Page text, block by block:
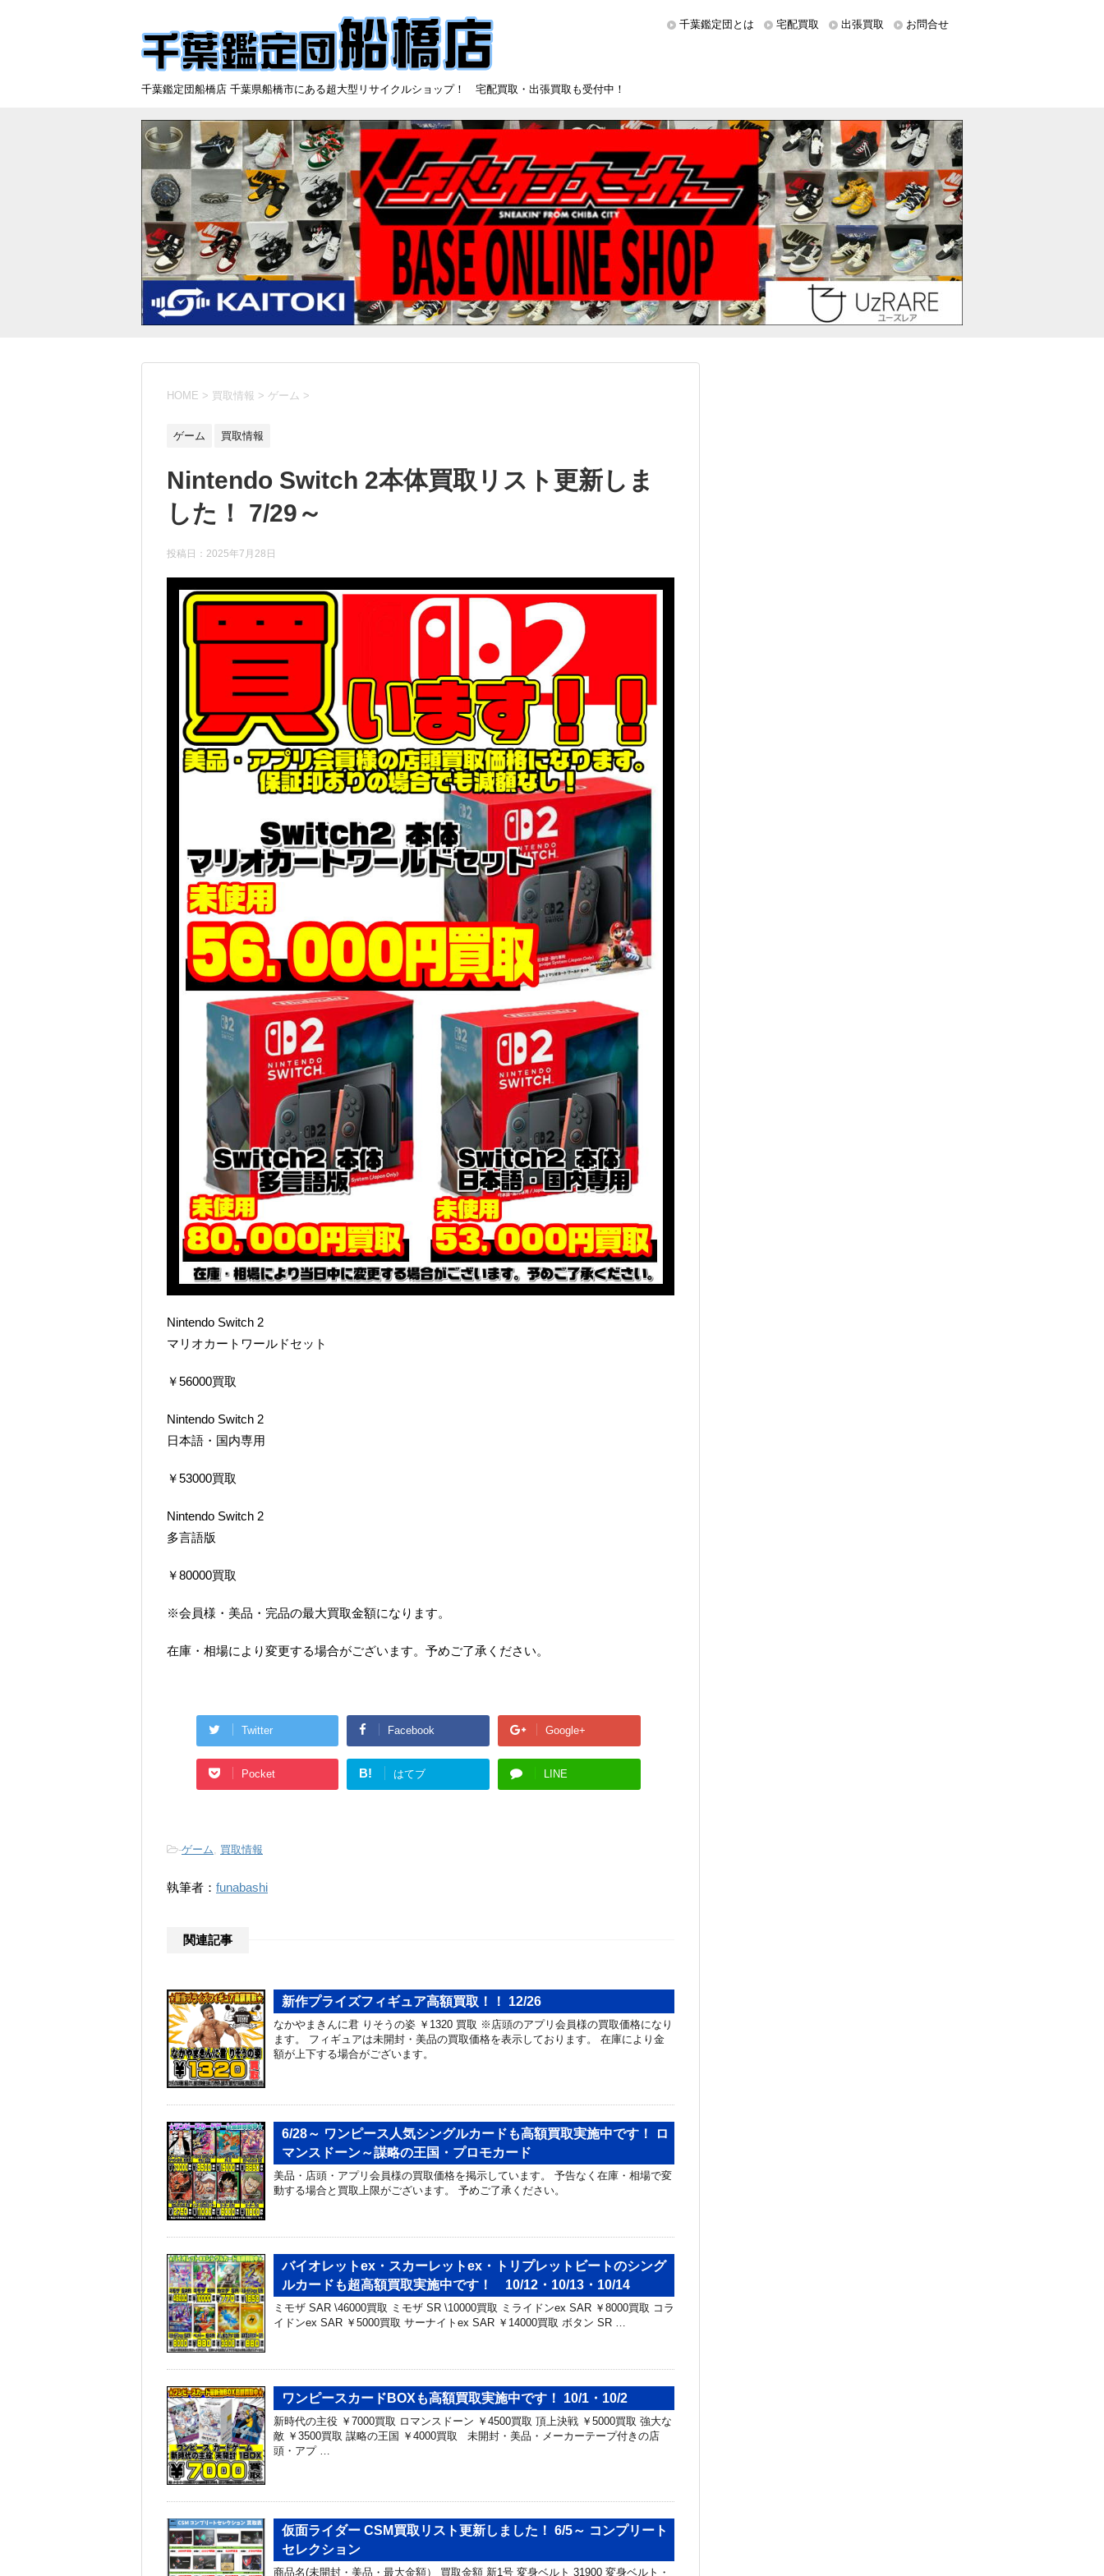
千葉鑑定団船橋店 千葉県船橋市にある超大型リサイクルショップ！ 宅配買取・出張買取も受付中！
千葉鑑定団とは 宅配買取 出張買取 お問合せ
HOME > 買取情報 > ゲーム >
ゲーム 買取情報
Nintendo Switch 2本体買取リスト更新しま
した！ 7/29～
投稿日： 2025年7月28日
Nintendo Switch 2
マリオカートワールドセット
￥56000買取
Nintendo Switch 2
日本語・国内専用
￥53000買取
Nintendo Switch 2
多言語版
￥80000買取
※会員様・美品・完品の最大買取金額になります。
在庫・相場により変更する場合がございます。予めご了承ください。
Twitter Facebook Google+
Pocket B! はてブ LINE
-ゲーム 買取情報
執筆者： funabashi
関連記事
新作プライズフィギュア高額買取！！ 12/26
なかやまきんに君 りそうの姿 ￥1320 買取 ※店頭のアプリ会員様の買取価格になり
ます。 フィギュアは未開封・美品の買取価格を表示しております。 在庫により金
額が上下する場合がございます。
6/28～ ワンピース人気シングルカードも高額買取実施中です！ ロ
マンスドーン～謀略の王国・プロモカード
美品・店頭・アプリ会員様の買取価格を掲示しています。 予告なく在庫・相場で変
動する場合と買取上限がございます。 予めご了承ください。
バイオレットex・スカーレットex・トリプレットビートのシング
ルカードも超高額買取実施中です！ 10/12・10/13・10/14
ミモザ SAR \46000買取 ミモザ SR \10000買取 ミライドンex SAR ￥8000買取 コラ
イドンex SAR ￥5000買取 サーナイトex SAR ￥14000買取 ボタン SR …
ワンピースカードBOXも高額買取実施中です！ 10/1・10/2
新時代の主役 ￥7000買取 ロマンスドーン ￥4500買取 頂上決戦 ￥5000買取 強大な
敵 ￥3500買取 謀略の王国 ￥4000買取 未開封・美品・メーカーテープ付きの店
頭・アプ …
仮面ライダー CSM買取リスト更新しました！ 6/5～ コンプリート
セレクション
商品名(未開封・美品・最大金額） 買取金額 新1号 変身ベルト 31900 変身ベルト・